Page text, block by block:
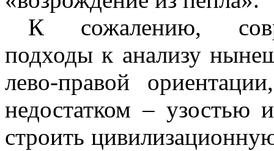
К сожалению,
подходы к анализу
лево-правой
недостатком – узостью
строить